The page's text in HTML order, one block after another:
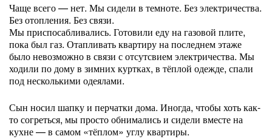
Чаще всего — нет. Мы сидели в темноте. Без электричества.
Без отопления. Без связи.
Мы приспосабливались. Готовили еду на газовой плите,
пока был газ. Отапливать квартиру на последнем этаже
было невозможно в связи с отсутсвием электричества. Мы
ходили по дому в зимних куртках, в тёплой одежде, спали
под несколькими одеялами.
Сын носил шапку и перчатки дома. Иногда, чтобы хоть как-
то согреться, мы просто обнимались и сидели вместе на
кухне — в самом «тёплом» углу квартиры.